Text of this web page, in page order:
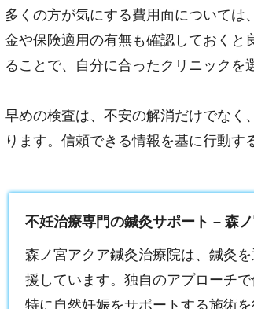
多くの方が気にする費用面について
金や保険適用の有無も確認しておくと
ることで、自分に合ったクリニックを
早めの検査は、不安の解消だけでなく
ります。信頼できる情報を基に行動す
不妊治療専門の鍼灸サポート – 森
森ノ宮アクア鍼灸治療院は、鍼灸
援しています。独自のアプローチ
特に自然妊娠をサポートする施術